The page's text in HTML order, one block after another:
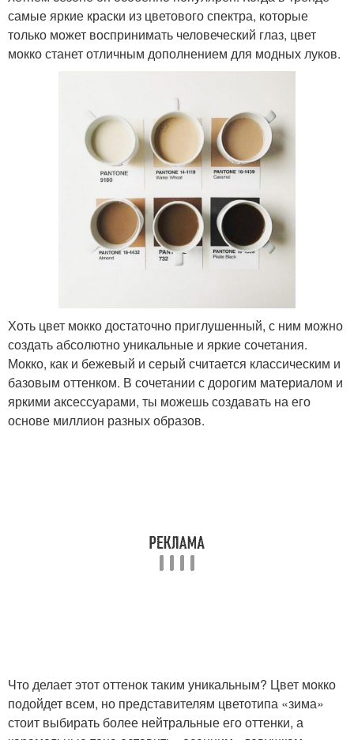
самые яркие краски из цветового спектра, которые
только может воспринимать человеческий глаз, цвет
мокко станет отличным дополнением для модных луков.
Хоть цвет мокко достаточно приглушенный, с ним можно
создать абсолютно уникальные и яркие сочетания.
Мокко, как и бежевый и серый считается классическим и
базовым оттенком. В сочетании с дорогим материалом и
яркими аксессуарами, ты можешь создавать на его
основе миллион разных образов.
Что делает этот оттенок таким уникальным? Цвет мокко
подойдет всем, но представителям цветотипа «зима»
стоит выбирать более нейтральные его оттенки, а